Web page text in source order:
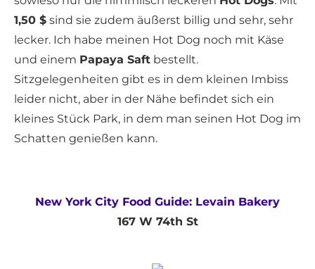
1,50 $ sind sie zudem äußerst billig und sehr, sehr
lecker. Ich habe meinen Hot Dog noch mit Käse
und einem Papaya Saft bestellt.
Sitzgelegenheiten gibt es in dem kleinen Imbiss
leider nicht, aber in der Nähe befindet sich ein
kleines Stück Park, in dem man seinen Hot Dog im
Schatten genießen kann.
New York City Food Guide: Levain Bakery
167 W 74th St